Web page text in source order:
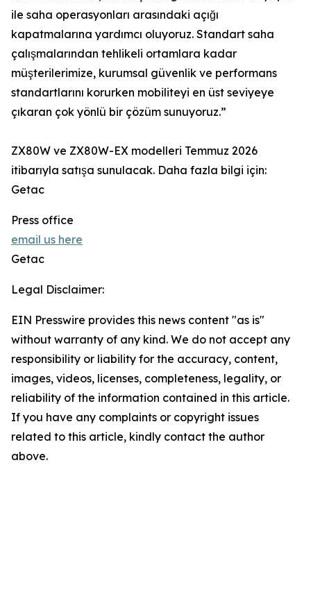
ile saha operasyonları arasındaki açığı
kapatmalarına yardımcı oluyoruz. Standart saha
çalışmalarından tehlikeli ortamlara kadar
müşterilerimize, kurumsal güvenlik ve performans
standartlarını korurken mobiliteyi en üst seviyeye
çıkaran çok yönlü bir çözüm sunuyoruz.”
ZX80W ve ZX80W-EX modelleri Temmuz 2026
itibarıyla satışa sunulacak. Daha fazla bilgi için:
Getac
Press office
email us here
Getac
Legal Disclaimer:
EIN Presswire provides this news content "as is"
without warranty of any kind. We do not accept any
responsibility or liability for the accuracy, content,
images, videos, licenses, completeness, legality, or
reliability of the information contained in this article.
If you have any complaints or copyright issues
related to this article, kindly contact the author
above.